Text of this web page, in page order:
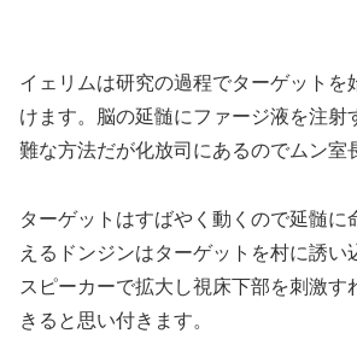
イェリムは研究の過程でターゲットを
けます。脳の延髄にファージ液を注射
難な方法だが化放司にあるのでムン室
ターゲットはすばやく動くので延髄に
えるドンジンはターゲットを村に誘い
スピーカーで拡大し視床下部を刺激す
きると思い付きます。